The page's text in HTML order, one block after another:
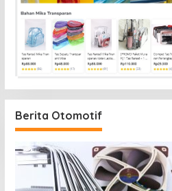
Berita Otomotif